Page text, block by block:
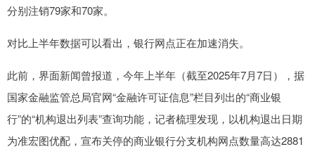
分别注销79家和70家。
对比上半年数据可以看出，银行网点正在加速消失。
此前，界面新闻曾报道，今年上半年（截至2025年7月7日），据
国家金融监管总局官网“金融许可证信息”栏目列出的“商业银
行”的“机构退出列表”查询功能，记者梳理发现，以机构退出日期
为准宏图优配，宣布关停的商业银行分支机构网点数量高达2881